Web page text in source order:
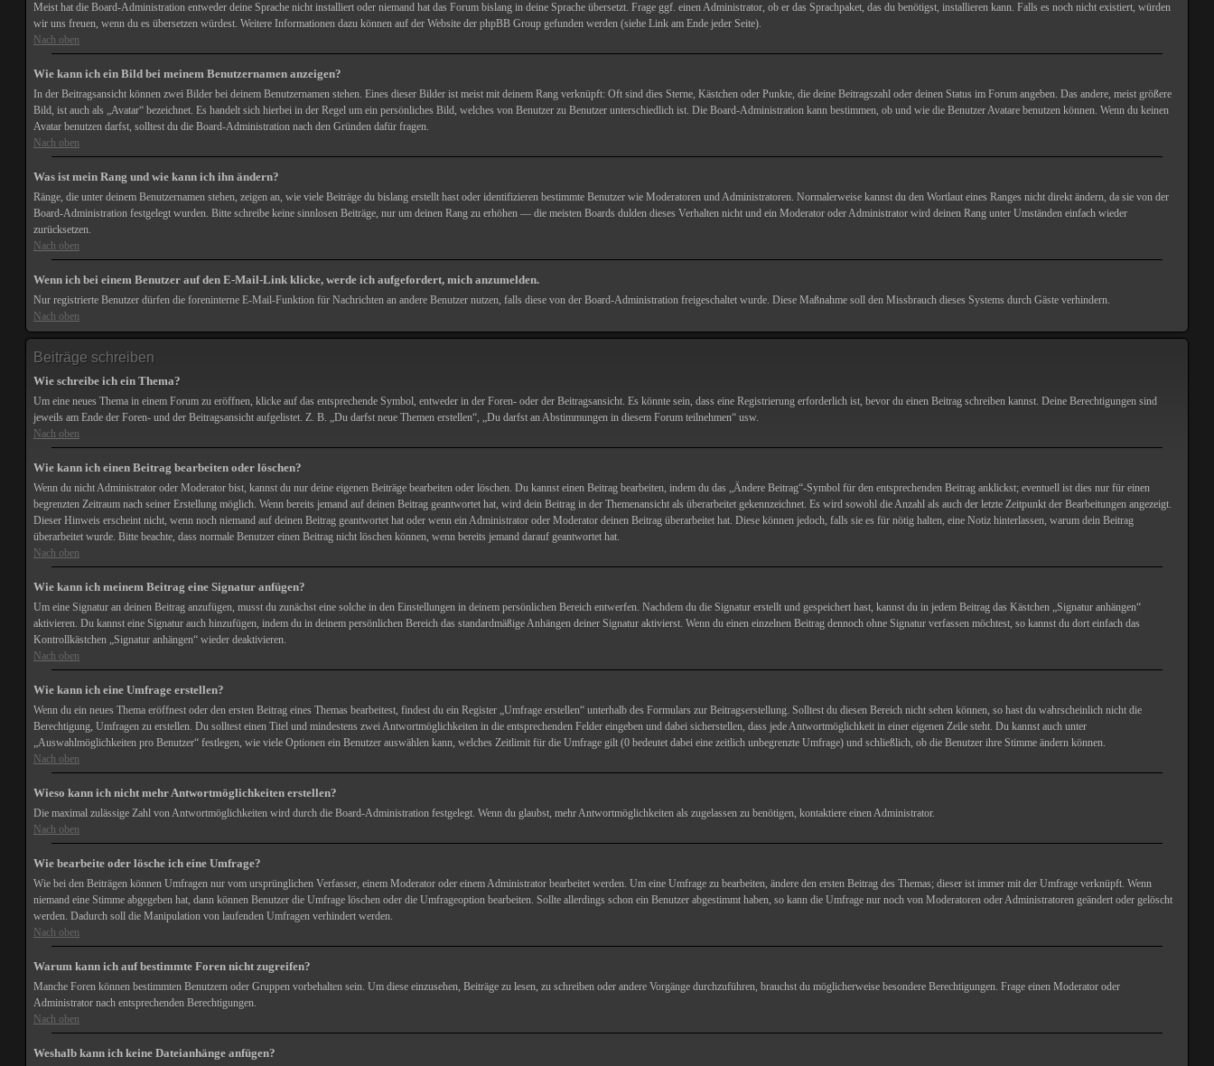
Meist hat die Board-Administration entweder deine Sprache nicht installiert oder niemand hat das Forum bislang in deine Sprache übersetzt. Frage ggf. einen Administrator, ob er das Sprachpaket, das du benötigst, installieren kann. Falls es noch nicht existiert, würden
wir uns freuen, wenn du es übersetzen würdest. Weitere Informationen dazu können auf der Website der phpBB Group gefunden werden (siehe Link am Ende jeder Seite).
Nach oben
Wie kann ich ein Bild bei meinem Benutzernamen anzeigen?
In der Beitragsansicht können zwei Bilder bei deinem Benutzernamen stehen. Eines dieser Bilder ist meist mit deinem Rang verknüpft: Oft sind dies Sterne, Kästchen oder Punkte, die deine Beitragszahl oder deinen Status im Forum angeben. Das andere, meist größere
Bild, ist auch als „Avatar“ bezeichnet. Es handelt sich hierbei in der Regel um ein persönliches Bild, welches von Benutzer zu Benutzer unterschiedlich ist. Die Board-Administration kann bestimmen, ob und wie die Benutzer Avatare benutzen können. Wenn du keinen
Avatar benutzen darfst, solltest du die Board-Administration nach den Gründen dafür fragen.
Nach oben
Was ist mein Rang und wie kann ich ihn ändern?
Ränge, die unter deinem Benutzernamen stehen, zeigen an, wie viele Beiträge du bislang erstellt hast oder identifizieren bestimmte Benutzer wie Moderatoren und Administratoren. Normalerweise kannst du den Wortlaut eines Ranges nicht direkt ändern, da sie von der
Board-Administration festgelegt wurden. Bitte schreibe keine sinnlosen Beiträge, nur um deinen Rang zu erhöhen — die meisten Boards dulden dieses Verhalten nicht und ein Moderator oder Administrator wird deinen Rang unter Umständen einfach wieder
zurücksetzen.
Nach oben
Wenn ich bei einem Benutzer auf den E-Mail-Link klicke, werde ich aufgefordert, mich anzumelden.
Nur registrierte Benutzer dürfen die foreninterne E-Mail-Funktion für Nachrichten an andere Benutzer nutzen, falls diese von der Board-Administration freigeschaltet wurde. Diese Maßnahme soll den Missbrauch dieses Systems durch Gäste verhindern.
Nach oben
Beiträge schreiben
Wie schreibe ich ein Thema?
Um eine neues Thema in einem Forum zu eröffnen, klicke auf das entsprechende Symbol, entweder in der Foren- oder der Beitragsansicht. Es könnte sein, dass eine Registrierung erforderlich ist, bevor du einen Beitrag schreiben kannst. Deine Berechtigungen sind
jeweils am Ende der Foren- und der Beitragsansicht aufgelistet. Z. B. „Du darfst neue Themen erstellen“, „Du darfst an Abstimmungen in diesem Forum teilnehmen“ usw.
Nach oben
Wie kann ich einen Beitrag bearbeiten oder löschen?
Wenn du nicht Administrator oder Moderator bist, kannst du nur deine eigenen Beiträge bearbeiten oder löschen. Du kannst einen Beitrag bearbeiten, indem du das „Ändere Beitrag“-Symbol für den entsprechenden Beitrag anklickst; eventuell ist dies nur für einen
begrenzten Zeitraum nach seiner Erstellung möglich. Wenn bereits jemand auf deinen Beitrag geantwortet hat, wird dein Beitrag in der Themenansicht als überarbeitet gekennzeichnet. Es wird sowohl die Anzahl als auch der letzte Zeitpunkt der Bearbeitungen angezeigt.
Dieser Hinweis erscheint nicht, wenn noch niemand auf deinen Beitrag geantwortet hat oder wenn ein Administrator oder Moderator deinen Beitrag überarbeitet hat. Diese können jedoch, falls sie es für nötig halten, eine Notiz hinterlassen, warum dein Beitrag
überarbeitet wurde. Bitte beachte, dass normale Benutzer einen Beitrag nicht löschen können, wenn bereits jemand darauf geantwortet hat.
Nach oben
Wie kann ich meinem Beitrag eine Signatur anfügen?
Um eine Signatur an deinen Beitrag anzufügen, musst du zunächst eine solche in den Einstellungen in deinem persönlichen Bereich entwerfen. Nachdem du die Signatur erstellt und gespeichert hast, kannst du in jedem Beitrag das Kästchen „Signatur anhängen“
aktivieren. Du kannst eine Signatur auch hinzufügen, indem du in deinem persönlichen Bereich das standardmäßige Anhängen deiner Signatur aktivierst. Wenn du einen einzelnen Beitrag dennoch ohne Signatur verfassen möchtest, so kannst du dort einfach das
Kontrollkästchen „Signatur anhängen“ wieder deaktivieren.
Nach oben
Wie kann ich eine Umfrage erstellen?
Wenn du ein neues Thema eröffnest oder den ersten Beitrag eines Themas bearbeitest, findest du ein Register „Umfrage erstellen“ unterhalb des Formulars zur Beitragserstellung. Solltest du diesen Bereich nicht sehen können, so hast du wahrscheinlich nicht die
Berechtigung, Umfragen zu erstellen. Du solltest einen Titel und mindestens zwei Antwortmöglichkeiten in die entsprechenden Felder eingeben und dabei sicherstellen, dass jede Antwortmöglichkeit in einer eigenen Zeile steht. Du kannst auch unter
„Auswahlmöglichkeiten pro Benutzer“ festlegen, wie viele Optionen ein Benutzer auswählen kann, welches Zeitlimit für die Umfrage gilt (0 bedeutet dabei eine zeitlich unbegrenzte Umfrage) und schließlich, ob die Benutzer ihre Stimme ändern können.
Nach oben
Wieso kann ich nicht mehr Antwortmöglichkeiten erstellen?
Die maximal zulässige Zahl von Antwortmöglichkeiten wird durch die Board-Administration festgelegt. Wenn du glaubst, mehr Antwortmöglichkeiten als zugelassen zu benötigen, kontaktiere einen Administrator.
Nach oben
Wie bearbeite oder lösche ich eine Umfrage?
Wie bei den Beiträgen können Umfragen nur vom ursprünglichen Verfasser, einem Moderator oder einem Administrator bearbeitet werden. Um eine Umfrage zu bearbeiten, ändere den ersten Beitrag des Themas; dieser ist immer mit der Umfrage verknüpft. Wenn
niemand eine Stimme abgegeben hat, dann können Benutzer die Umfrage löschen oder die Umfrageoption bearbeiten. Sollte allerdings schon ein Benutzer abgestimmt haben, so kann die Umfrage nur noch von Moderatoren oder Administratoren geändert oder gelöscht
werden. Dadurch soll die Manipulation von laufenden Umfragen verhindert werden.
Nach oben
Warum kann ich auf bestimmte Foren nicht zugreifen?
Manche Foren können bestimmten Benutzern oder Gruppen vorbehalten sein. Um diese einzusehen, Beiträge zu lesen, zu schreiben oder andere Vorgänge durchzuführen, brauchst du möglicherweise besondere Berechtigungen. Frage einen Moderator oder
Administrator nach entsprechenden Berechtigungen.
Nach oben
Weshalb kann ich keine Dateianhänge anfügen?